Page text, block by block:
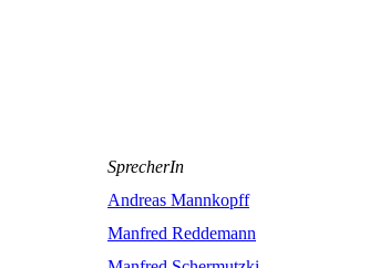
SprecherIn
Andreas Mannkopff
Manfred Reddemann